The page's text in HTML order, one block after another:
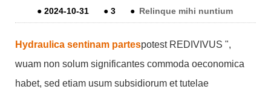
● 2024-10-31 ● 3 ● Relinque mihi nuntium
Hydraulica sentinam partespotest REDIVIVUS ",
wuam non solum significantes commoda oeconomica
habet, sed etiam usum subsidiorum et tutelae